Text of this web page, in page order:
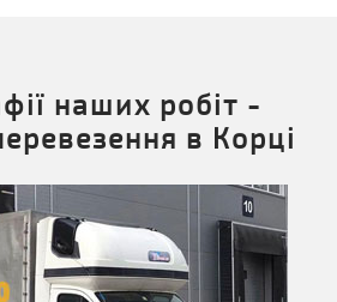
наших робіт -
в Корці